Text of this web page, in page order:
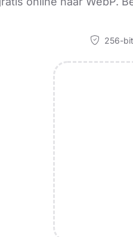
256-bit